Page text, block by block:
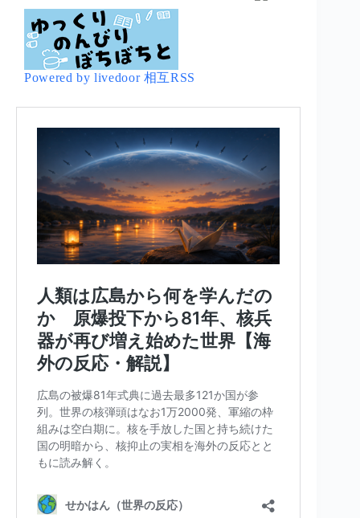
Powered by livedoor 相互RSS